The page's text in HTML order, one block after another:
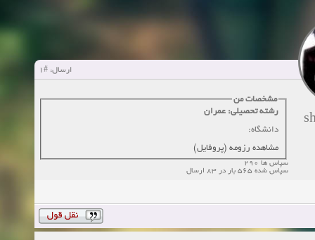
زمان:10-28-2024
زمان:10-21-2024
زمان:10-13-2024
ارسال: #1
مشخصات من
رشته تحصیلی: عمران
دانشگاه:
مشاهده رزومه (پروفایل)
سپاس ها 290
سپاس شده 565 بار در 83 ارسال